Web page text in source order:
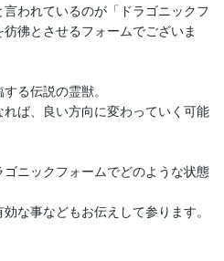
われているのが「ドラゴニックフ
彿とさせるフォームでございま
る伝説の霊獣。
ば、良い方向に変わっていく可能
ニックフォームでどのような状態
な事などもお伝えして参ります。